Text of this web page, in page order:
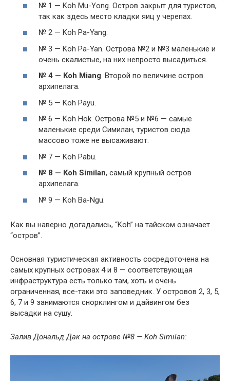
№ 1 — Koh Mu-Yong. Остров закрыт для туристов,
так как здесь место кладки яиц у черепах.
№ 2 — Koh Pa-Yang.
№ 3 — Koh Pa-Yan. Острова №2 и №3 маленькие и
очень скалистые, на них непросто высадиться.
№ 4 — Koh Miang. Второй по величине остров
архипелага.
№ 5 — Koh Payu.
№ 6 — Koh Hok. Острова №5 и №6 — самые
маленькие среди Симилан, туристов сюда
массово тоже не высаживают.
№ 7 — Koh Pabu.
№ 8 — Koh Similan, самый крупный остров
архипелага.
№ 9 — Koh Ba-Ngu.
Как вы наверно догадались, “Koh” на тайском означает
“остров”.
Основная туристическая активность сосредоточена на
самых крупных островах 4 и 8 — соответствующая
инфраструктура есть только там, хоть и очень
ограниченная, все-таки это заповедник. У островов 2, 3, 5,
6, 7 и 9 занимаются снорклингом и дайвингом без
высадки на сушу.
Залив Дональд Дак на острове №8 — Koh Similan: